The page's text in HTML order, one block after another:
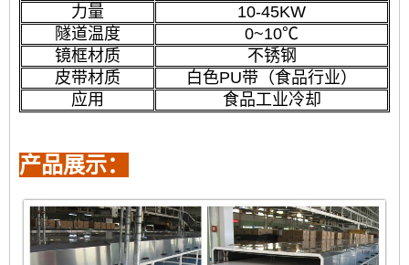
力量
10-45KW
隧道温度
0~10℃
镜框材质
不锈钢
皮带材质
白色PU带（食品行业）
应用
食品工业冷却
产品展示：